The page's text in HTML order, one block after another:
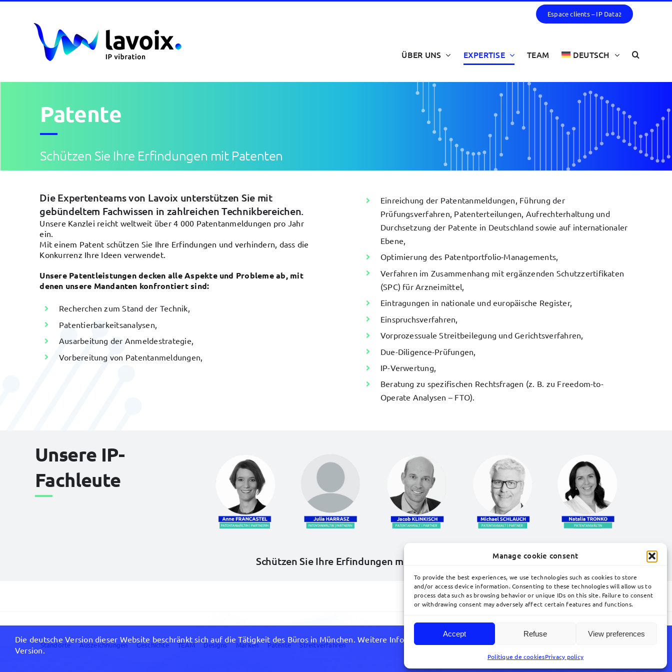
Manage cookie consent
To provide the best experiences, we use technologies such as cookies to store
and/or access device information. Consenting to these technologies will allow us to
process data such as browsing behavior or unique IDs on this site. Failure to consent
or withdrawing consent may adversely affect certain features and functions.
Accept Refuse View preferences
Politique de cookiesPrivacy policy
Espace clients – IP Data2
ÜBER UNS EXPERTISE TEAM DEUTSCH
Patente
Schützen Sie Ihre Erfindungen mit Patenten
Die Expertenteams von Lavoix unterstützen Sie mit
gebündeltem Fachwissen in zahlreichen Technikbereichen.
Unsere Kanzlei reicht weltweit über 4 000 Patentanmeldungen pro Jahr
ein.
Mit einem Patent schützen Sie Ihre Erfindungen und verhindern, dass die
Konkurrenz Ihre Ideen verwendet.
Unsere Patentleistungen decken alle Aspekte und Probleme ab, mit
denen unsere Mandanten konfrontiert sind:
Recherchen zum Stand der Technik,
Patentierbarkeitsanalysen,
Ausarbeitung der Anmeldestrategie,
Vorbereitung von Patentanmeldungen,
Einreichung der Patentanmeldungen, Führung der
Prüfungsverfahren, Patenterteilungen, Aufrechterhaltung und
Durchsetzung der Patente in Deutschland sowie auf internationaler
Ebene,
Optimierung des Patentportfolio-Managements,
Verfahren im Zusammenhang mit ergänzenden Schutzzertifikaten
(SPC) für Arzneimittel,
Eintragungen in nationale und europäische Register,
Einspruchsverfahren,
Vorprozessuale Streitbeilegung und Gerichtsverfahren,
Due-Diligence-Prüfungen,
IP-Verwertung,
Beratung zu spezifischen Rechtsfragen (z. B. zu Freedom-to-
Operate Analysen – FTO).
Unsere IP-
Fachleute
Schützen Sie Ihre Erfindungen mit Patenten. Kontaktieren Sie unsere Experten
Standorte Auszeichnungen Geschichte TEAM Designs Marken Patente Streitverfahren
Die deutsche Version dieser Website beschränkt sich auf die Tätigkeit des Büros in München. Weitere Informationen zur Tätigkeit der Kanzlei finden Sie in der englischen
Version.